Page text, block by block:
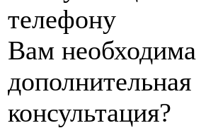
телефону
Вам необходима
дополнительная
консультация?